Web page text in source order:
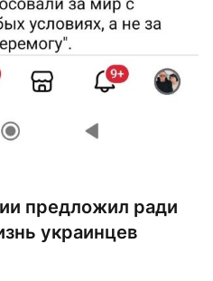
предложил ради
украинцев